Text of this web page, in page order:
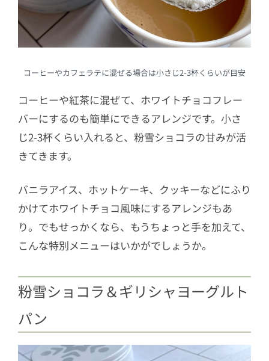
コーヒーやカフェラテに混ぜる場合は小さじ2-3杯くらいが目安
コーヒーや紅茶に混ぜて、ホワイトチョコフレー
バーにするのも簡単にできるアレンジです。小さ
じ2-3杯くらい入れると、粉雪ショコラの甘みが活
きてきます。
バニラアイス、ホットケーキ、クッキーなどにふり
かけてホワイトチョコ風味にするアレンジもあ
り。でもせっかくなら、もうちょっと手を加えて、
こんな特別メニューはいかがでしょうか。
粉雪ショコラ＆ギリシャヨーグルト
パン